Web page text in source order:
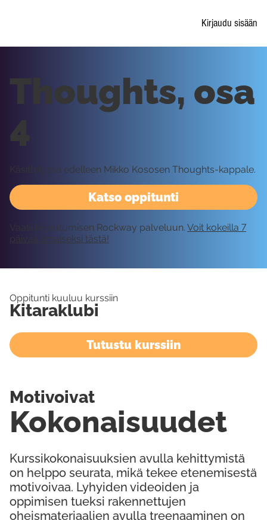
Kirjaudu sisään
Katso oppitunti
Thoughts, osa
4
Käsittelyssä edelleen Mikko Kososen Thoughts-kappale.
Vaatii kirjautumisen Rockway palveluun. Voit kokeilla 7
päivää ilmaiseksi tästä!
Oppitunti kuuluu kurssiin
Kitaraklubi
Tutustu kurssiin
Kurssikokonaisuuksien avulla kehittymistä
on helppo seurata, mikä tekee etenemisestä
motivoivaa. Lyhyiden videoiden ja
oppimisen tueksi rakennettujen
oheismateriaalien avulla treenaaminen on
Kokonaisuudet
Motivoivat